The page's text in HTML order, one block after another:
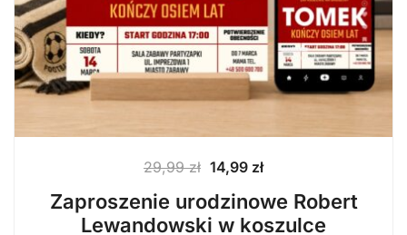
29,99zł Pierwotna
cena
wynosiła:
14,99 złAktualna
cena
wynosi:
Zaproszenie urodzinowe Robert
Lewandowski w koszulce